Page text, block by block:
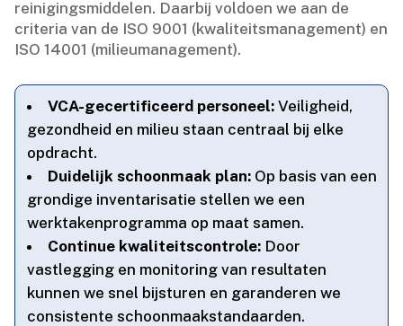
reinigingsmiddelen.​ Daarbij voldoen we aan de
criteria van de ISO 9001 (kwaliteitsmanagement) en
ISO 14001 (milieumanagement).​
VCA-gecertificeerd personeel: Veiligheid,
gezondheid en milieu staan centraal bij elke
opdracht.​
Duidelijk schoonmaak plan: Op basis van een
grondige inventarisatie stellen we een
werktakenprogramma op maat samen.​
Continue kwaliteitscontrole: Door
vastlegging en monitoring van resultaten
kunnen we snel bijsturen en garanderen we
consistente schoonmaakstandaarden.​